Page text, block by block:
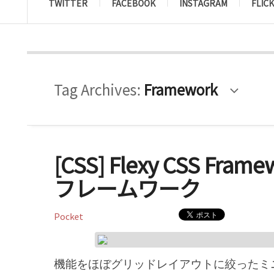
TWITTER FACEBOOK INSTAGRAM
Tag Archives: Framework
[CSS] Flexy CSS
フレームワーク
Pocket
機能をほぼグリッドレイアウトに絞った